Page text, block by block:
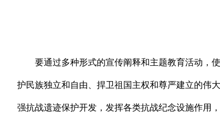
要通过多种形式的宣传阐释和主题教育活动，
护民族独立和自由、捍卫祖国主权和尊严建立的伟
强抗战遗迹保护开发，发挥各类抗战纪念设施作用